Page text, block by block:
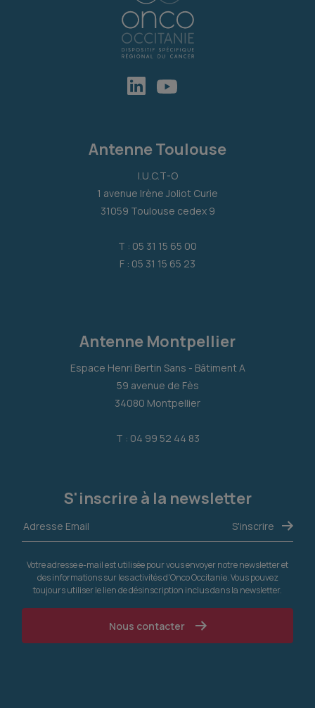
Antenne Toulouse
I.U.C.T-O
1 avenue Irène Joliot Curie
31059 Toulouse cedex 9
T : 05 31 15 65 00
F : 05 31 15 65 23
Antenne Montpellier
Espace Henri Bertin Sans - Bâtiment A
59 avenue de Fès
34080 Montpellier
T : 04 99 52 44 83
S'inscrire à la newsletter
Votre adresse e-mail est utilisée pour vous envoyer notre newsletter et
des informations sur les activités d'Onco Occitanie. Vous pouvez
toujours utiliser le lien de désinscription inclus dans la newsletter.
Nous contacter